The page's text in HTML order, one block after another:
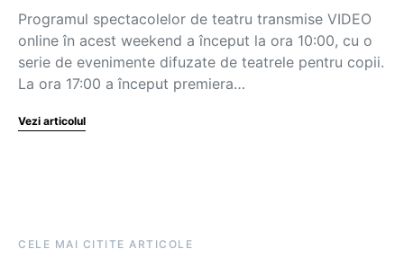
Programul spectacolelor de teatru transmise VIDEO
online în acest weekend a început la ora 10:00, cu o
serie de evenimente difuzate de teatrele pentru copii.
La ora 17:00 a început premiera…
Vezi articolul
CELE MAI CITITE ARTICOLE